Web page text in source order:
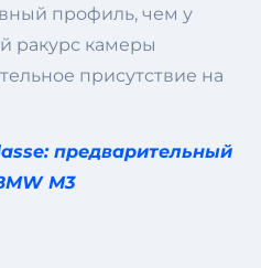
профиль, чем у
ракурс камеры
присутствие на
предварительный
M3